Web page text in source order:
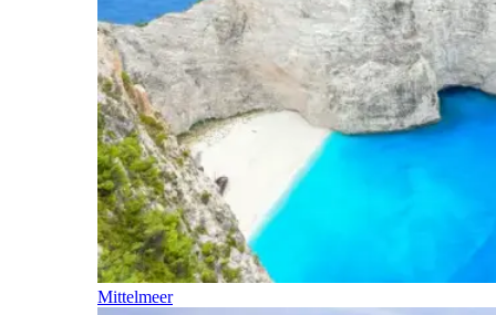
Mittelmeer